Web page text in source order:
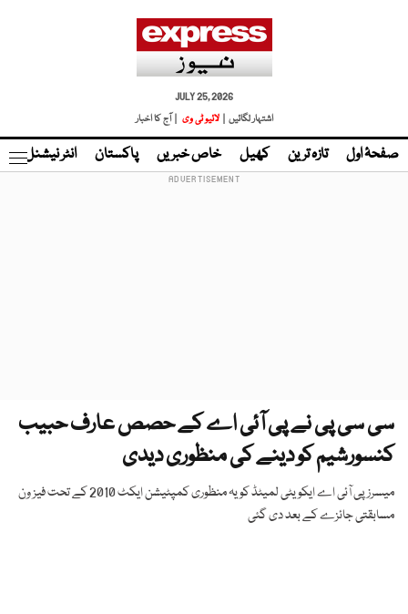
JULY 25, 2026
اشتہار لگائیں |
لائیو ٹی وی | آج کا اخبار
صفحۂ اول تازہ ترین کھیل خاص خبریں پاکستان انٹر نیشنل
سی سی پی نے پی آئی اے کے حصص عارف حبیب
کنسورشیم کو دینے کی منظوری دیدی
میسرز پی آئی اے ایکویٹی لمیٹڈ کو یہ منظوری کمپٹیشن ایکٹ 2010 کے تحت فیز ون
مسابقتی جائزے کے بعد دی گئی